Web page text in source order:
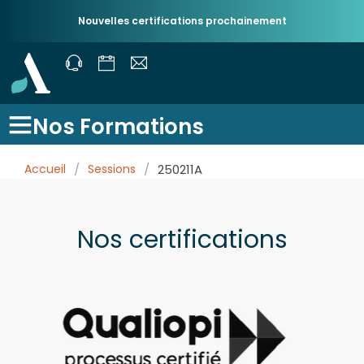
Nouvelles certifications prochainement
Nos Formations
Accueil / Sessions / 250211A
Nos certifications